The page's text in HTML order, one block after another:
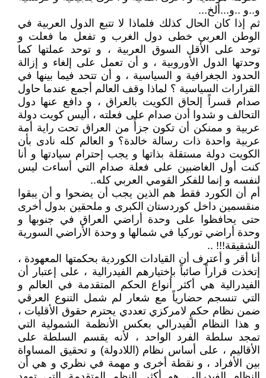
و..و ..و...ألخ...
ثم إذا كان الحال كذلك فلماذا لا تتبع الدول العربية في
الوطن العربي خطى دول الغرب و تفعل ما فعلت و
توحد على الأقل السوق العربية ، و توحد عملتها كما
وحدتها الدول الأوروبية ، و أن تعمل على إلغاء و إزالة
الحدود الجغرافية و السياسية ، و أن تتحد فيما بينها في
القرارات السياسية ؟ لماذا وقف العالم أجمع عندما حاول
صدام قسراً إلحاق الكويت بالعراق ، و دافع عنها دول
التحالف و شدوا أدن صدام على فعلته ، أليس كويت دولة
عربية و ممنكن أن تكون جزأً من العراق تحت راية أمة
عربية واحدة ذات رسالة خالدة؟ و العالم كله نادى بأن
الكويت دولة مستقلة بذاتها و يجب إحترام سيادتها و أنا
كنت أول الغاضبين على فعلة صدام التي أساءت ليس
لنفسه و إنما للفكر القومي العربي كله..
أم أن الكورد فقط هم الذين يجب أن يضحوا و أن يبقوا
منقسمين داخل كوردستان الكبرى و ملحقين بدول أخرى
حتى يحافظوا على وحدة أراضي العراق في جنوبها و
وحدة أراضي توركيا في شمالها و وحدة الأراضي السورية
الشقيقة!!! ..
أنا أقر و أعترف أن القيادات الكوردية بحكمتها المعهودة ،
إتخذت قراراً صائباً بإختيارهم الفيدرالية ، على إعتبار أن
الفيدرالية هي أكثر أنواع الحكم المتقدمة في العالم و
التي تنسجم حضارياً مع شعار لم شمل التنوع العرقي
ضمن نظام حكمٍ لامركزي تعددي يحترم حقوق الأقليات ،
و هذا النظام الفيدرالي بعكس الأنظمة الشمولية التي
تمجد سلطة الفرد الواحد ، لأنه يقسم السلطة على
الأقاليم ، على أساس نظام (اللادولة) و تحقيق المساواة
بين الأفراد ، و نقطة أخرى و مهمة في نظري و هي أن